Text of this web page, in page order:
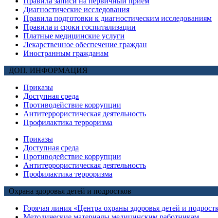
Диагностические исследования
Правила подготовки к диагностическим исследованиям
Правила и сроки госпитализации
Платные медицинские услуги
Лекарственное обеспечение граждан
Иностранным гражданам
ДОП. ИНФОРМАЦИЯ
Приказы
Доступная среда
Противодействие коррупции
Антитеррористическая деятельность
Профилактика терроризма
Приказы
Доступная среда
Противодействие коррупции
Антитеррористическая деятельность
Профилактика терроризма
Охрана здоровья детей и подростков
Горячая линия «Центра охраны здоровья детей и